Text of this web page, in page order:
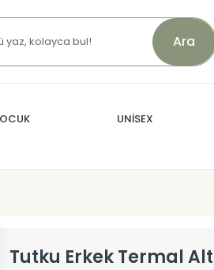
Ara
UNİSEX
Tutku Erkek Termal Alt